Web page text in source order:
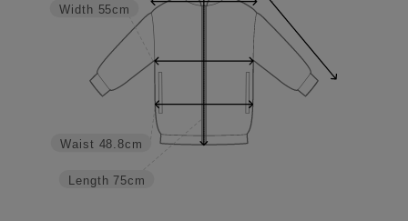
Length 75cm
Waist 48.8cm
Width 55cm